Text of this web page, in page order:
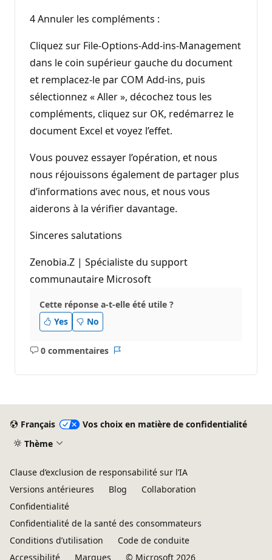
4 Annuler les compléments :
Cliquez sur File-Options-Add-ins-Management
dans le coin supérieur gauche du document
et remplacez-le par COM Add-ins, puis
sélectionnez « Aller », décochez tous les
compléments, cliquez sur OK, redémarrez le
document Excel et voyez l’effet.
Vous pouvez essayer l’opération, et nous
nous réjouissons également de partager plus
d’informations avec nous, et nous vous
aiderons à la vérifier davantage.
Sinceres salutations
Zenobia.Z | Spécialiste du support
communautaire Microsoft
Cette réponse a-t-elle été utile ?
Yes
No
0 commentaires
Aucun
Français
Vos choix en matière de confidentialité
Thème
Clause d’exclusion de responsabilité sur l’IA
Versions antérieures
Blog
Collaboration
Confidentialité
Confidentialité de la santé des consommateurs
Conditions d’utilisation
Code de conduite
Accessibilité
Marques © Microsoft 2026